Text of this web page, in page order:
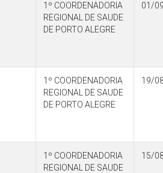
1º COORDENADORIA
REGIONAL DE SAUDE
DE PORTO ALEGRE
01/
1º COORDENADORIA
REGIONAL DE SAUDE
DE PORTO ALEGRE
19/
1º COORDENADORIA
REGIONAL DE SAUDE
15/